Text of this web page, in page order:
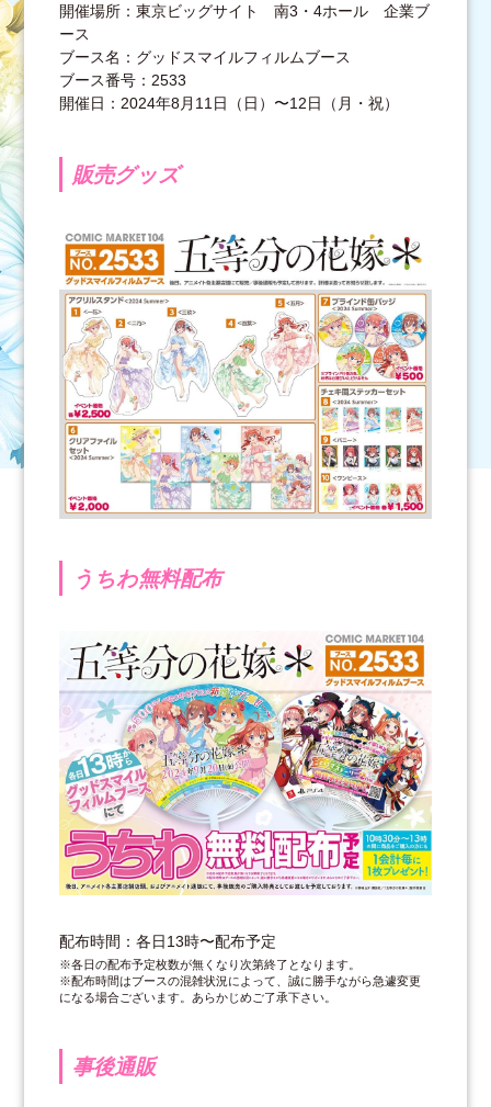
開催場所：東京ビッグサイト 南3・4ホール 企業ブ
ース
ブース名：グッドスマイルフィルムブース
ブース番号：2533
開催日：2024年8月11日（日）〜12日（月・祝）
販売グッズ
うちわ無料配布
配布時間：各日13時〜配布予定
※各日の配布予定枚数が無くなり次第終了となります。
※配布時間はブースの混雑状況によって、誠に勝手ながら急遽変更
になる場合ございます。あらかじめご了承下さい。
事後通販